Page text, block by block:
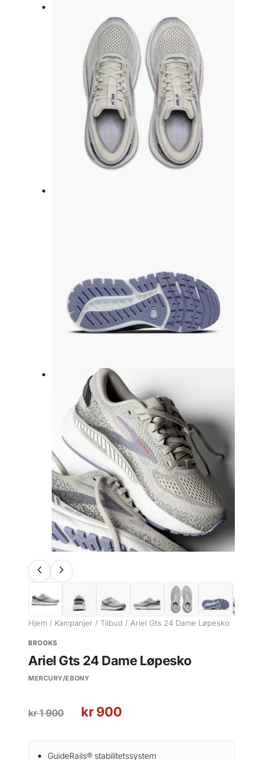
Hjem / Kampanjer / Tilbud / Ariel Gts 24 Dame Løpesko
BROOKS
Ariel Gts 24 Dame Løpesko
MERCURY/EBONY
kr1 900
O
r
kr900N
æ
GuideRails® stabilitetssystem